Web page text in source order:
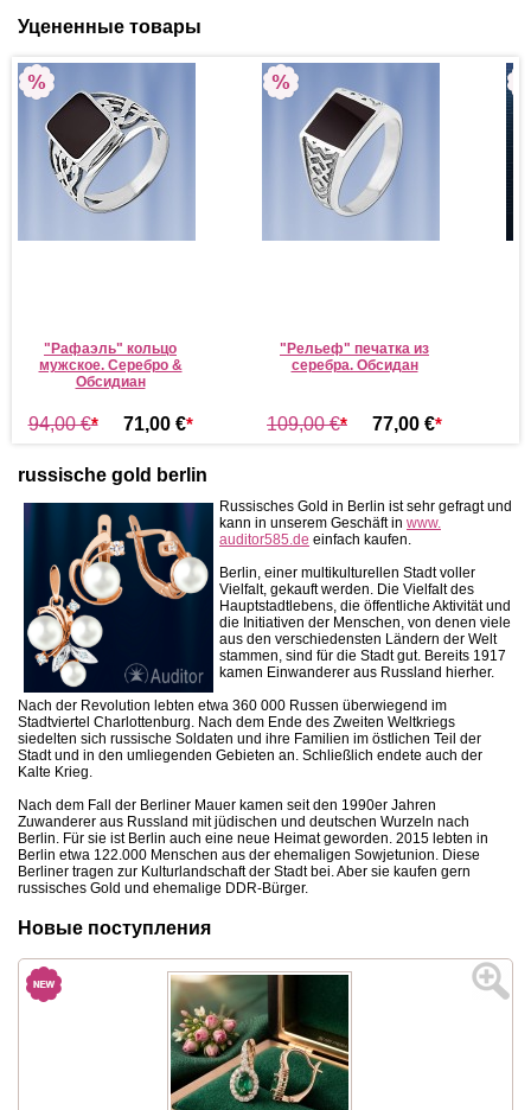
Уцененные товары
"Рафаэль" кольцо
мужское. Серебро &
Обсидиан
94,00 €* 71,00 €*
"Рельеф" печатка из
серебра. Обсидан
109,00 €* 77,00 €*
russische gold berlin
Russisches Gold in Berlin ist sehr gefragt und
kann in unserem Geschäft in www.
auditor585.de einfach kaufen.
Berlin, einer multikulturellen Stadt voller
Vielfalt, gekauft werden. Die Vielfalt des
Hauptstadtlebens, die öffentliche Aktivität und
die Initiativen der Menschen, von denen viele
aus den verschiedensten Ländern der Welt
stammen, sind für die Stadt gut. Bereits 1917
kamen Einwanderer aus Russland hierher.
Nach der Revolution lebten etwa 360 000 Russen überwiegend im
Stadtviertel Charlottenburg. Nach dem Ende des Zweiten Weltkriegs
siedelten sich russische Soldaten und ihre Familien im östlichen Teil der
Stadt und in den umliegenden Gebieten an. Schließlich endete auch der
Kalte Krieg.
Nach dem Fall der Berliner Mauer kamen seit den 1990er Jahren
Zuwanderer aus Russland mit jüdischen und deutschen Wurzeln nach
Berlin. Für sie ist Berlin auch eine neue Heimat geworden. 2015 lebten in
Berlin etwa 122.000 Menschen aus der ehemaligen Sowjetunion. Diese
Berliner tragen zur Kulturlandschaft der Stadt bei. Aber sie kaufen gern
russisches Gold und ehemalige DDR-Bürger.
Новые поступления